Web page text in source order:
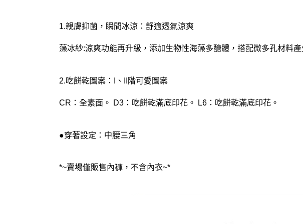
付款後門
1.親膚抑菌，瞬間冰涼：舒適透氣涼爽
藻冰紗:涼爽功能再升級，添加生物性海藻多醣體，搭配微多孔材料產
2.吃餅乾圖案：I、II階可愛圖案
CR：全素面。 D3：吃餅乾滿底印花。 L6：吃餅乾滿底印花。
●穿著設定：中腰三角
*~賣場僅販售內褲，不含內衣~*